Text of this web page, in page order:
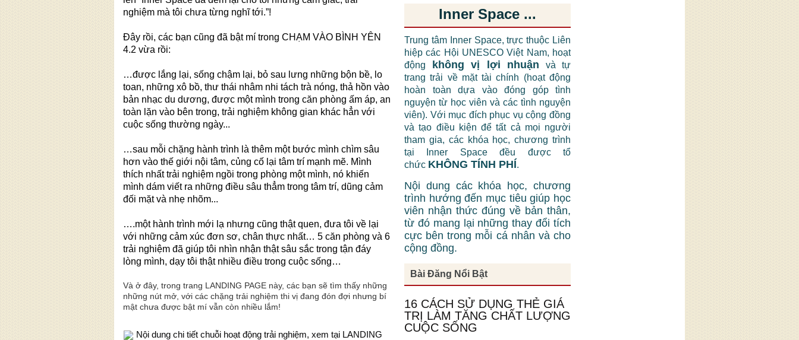
nghiệm mà tôi chưa từng nghĩ tới.”!
Đây rồi, các bạn cũng đã bật mí trong CHẠM VÀO BÌNH YÊN
4.2 vừa rồi:
…được lắng lại, sống chậm lại, bỏ sau lưng những bộn bề, lo
toan, những xô bồ, thư thái nhâm nhi tách trà nóng, thả hồn vào
bản nhạc du dương, được một mình trong căn phòng ấm áp, an
toàn lặn vào bên trong, trải nghiệm không gian khác hẳn với
cuộc sống thường ngày...
…sau mỗi chặng hành trình là thêm một bước mình chìm sâu
hơn vào thế giới nội tâm, củng cố lại tâm trí mạnh mẽ. Mình
thích nhất trải nghiệm ngồi trong phòng một mình, nó khiến
mình dám viết ra những điều sâu thẳm trong tâm trí, dũng cảm
đối mặt và nhẹ nhõm...
….một hành trình mới lạ nhưng cũng thật quen, đưa tôi về lại
với những cảm xúc đơn sơ, chân thực nhất… 5 căn phòng và 6
trải nghiệm đã giúp tôi nhìn nhận thật sâu sắc trong tận đáy
lòng mình, dạy tôi thật nhiều điều trong cuộc sống…
Và ở đây, trong trang LANDING PAGE này, các bạn sẽ tìm thấy những
những nút mở, với các chặng trải nghiệm thi vị đang đón đợi nhưng bí
mật chưa được bật mí vẫn còn nhiều lắm!
Nội dung chi tiết chuỗi hoạt động trải nghiệm, xem tại LANDING
Inner Space ...
Trung tâm Inner Space, trực thuộc Liên
hiệp các Hội UNESCO Việt Nam, hoạt
động
không vị lợi nhuận và tự
trang trải về mặt tài chính (hoạt động
hoàn toàn dựa vào đóng góp tình
nguyện từ học viên và các tình nguyện
viên). Với mục đích phục vụ cộng đồng
và tạo điều kiện để tất cả mọi người
tham gia, các khóa học, chương trình
tại Inner Space đều được tổ
chức KHÔNG TÍNH PHÍ.
Nội dung các khóa học, chương
trình hướng đến mục tiêu giúp học
viên nhận thức đúng về bản thân,
từ đó mang lại những thay đổi tích
cực bên trong mỗi cá nhân và cho
cộng đồng.
Bài Đăng Nổi Bật
16 CÁCH SỬ DỤNG THẺ GIÁ
TRỊ LÀM TĂNG CHẤT LƯỢNG
CUỘC SỐNG